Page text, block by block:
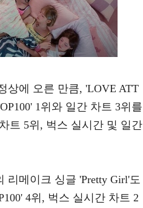
상에 오른 만큼, 'LOVE ATT
1위와 일간 차트 3위를
트 5위, 벅스 실시간 및 일간
리메이크 싱글 'Pretty Girl'도
4위, 벅스 실시간 차트 2